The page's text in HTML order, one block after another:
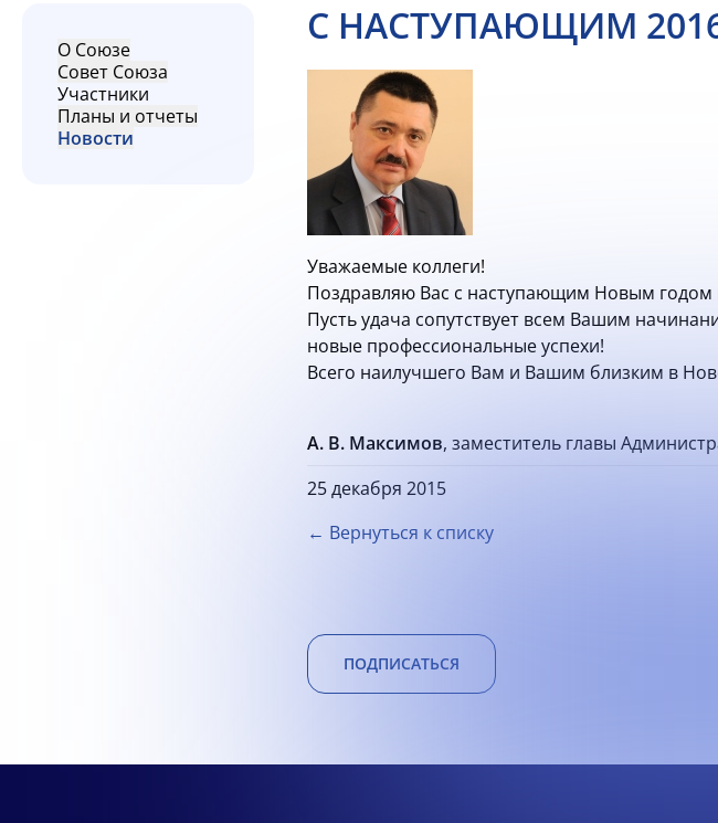
О Союзе
Совет Союза
Участники
Планы и отчеты
Новости
С НАСТУПАЮЩИМ
Уважаемые коллеги!
Поздравляю Вас с наступающим Новым
Пусть удача сопутствует всем Вашим
новые профессиональные успехи!
Всего наилучшего Вам и Вашим близким в
А. В. Максимов, заместитель главы
25 декабря 2015
← Вернуться к списку
ПОДПИСАТЬСЯ